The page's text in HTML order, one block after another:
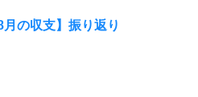
8月の収支】振り返り